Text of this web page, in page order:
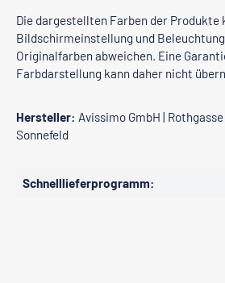
Die dargestellten Farben der Produkte
Bildschirmeinstellung und
Originalfarben abweichen. Eine
Farbdarstellung kann daher nicht
Hersteller: Avissimo GmbH |
Sonnefeld
Schnelllieferprogramm: